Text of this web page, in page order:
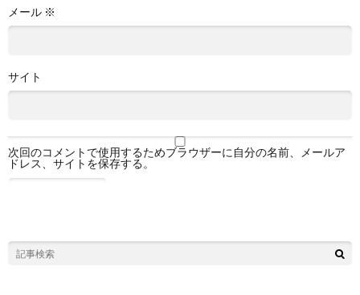
メール ※
サイト
次回のコメントで使用するためブラウザーに自分の名前、メールア
ドレス、サイトを保存する。